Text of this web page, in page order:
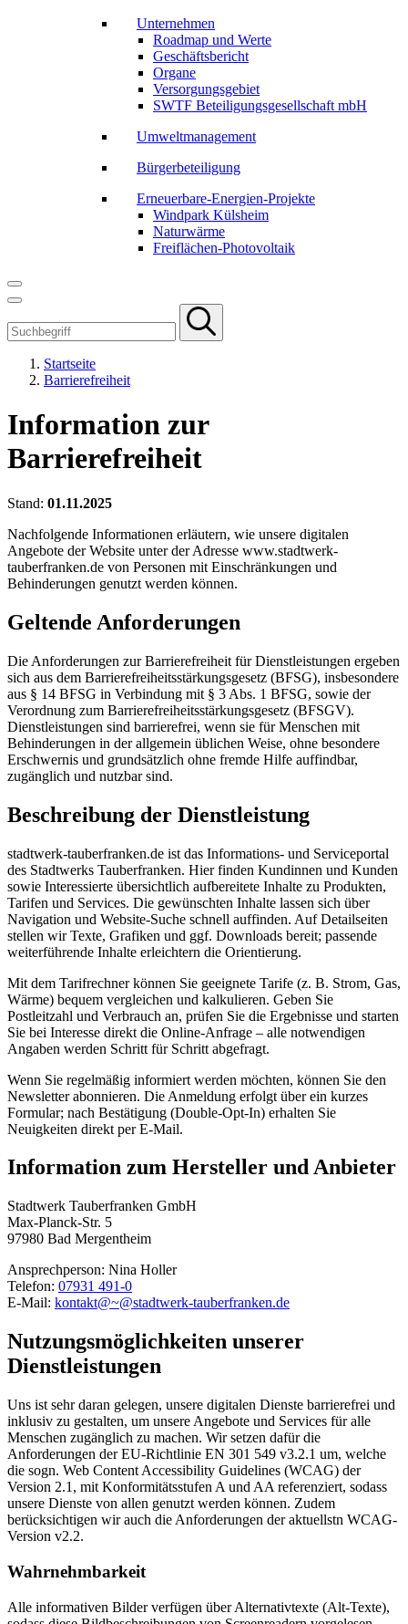
Unternehmen
Roadmap und Werte
Geschäftsbericht
Organe
Versorgungsgebiet
SWTF Beteiligungsgesellschaft mbH
Umweltmanagement
Bürgerbeteiligung
Erneuerbare-Energien-Projekte
Windpark Külsheim
Naturwärme
Freiflächen-Photovoltaik
Startseite
Barrierefreiheit
Information zur
Barrierefreiheit
Stand: 01.11.2025
Nachfolgende Informationen erläutern, wie unsere digitalen
Angebote der Website unter der Adresse www.stadtwerk-
tauberfranken.de von Personen mit Einschränkungen und
Behinderungen genutzt werden können.
Geltende Anforderungen
Die Anforderungen zur Barrierefreiheit für Dienstleistungen ergeben
sich aus dem Barrierefreiheitsstärkungsgesetz (BFSG), insbesondere
aus § 14 BFSG in Verbindung mit § 3 Abs. 1 BFSG, sowie der
Verordnung zum Barrierefreiheitsstärkungsgesetz (BFSGV).
Dienstleistungen sind barrierefrei, wenn sie für Menschen mit
Behinderungen in der allgemein üblichen Weise, ohne besondere
Erschwernis und grundsätzlich ohne fremde Hilfe auffindbar,
zugänglich und nutzbar sind.
Beschreibung der Dienstleistung
stadtwerk-tauberfranken.de ist das Informations- und Serviceportal
des Stadtwerks Tauberfranken. Hier finden Kundinnen und Kunden
sowie Interessierte übersichtlich aufbereitete Inhalte zu Produkten,
Tarifen und Services. Die gewünschten Inhalte lassen sich über
Navigation und Website-Suche schnell auffinden. Auf Detailseiten
stellen wir Texte, Grafiken und ggf. Downloads bereit; passende
weiterführende Inhalte erleichtern die Orientierung.
Mit dem Tarifrechner können Sie geeignete Tarife (z. B. Strom, Gas,
Wärme) bequem vergleichen und kalkulieren. Geben Sie
Postleitzahl und Verbrauch an, prüfen Sie die Ergebnisse und starten
Sie bei Interesse direkt die Online-Anfrage – alle notwendigen
Angaben werden Schritt für Schritt abgefragt.
Wenn Sie regelmäßig informiert werden möchten, können Sie den
Newsletter abonnieren. Die Anmeldung erfolgt über ein kurzes
Formular; nach Bestätigung (Double-Opt-In) erhalten Sie
Neuigkeiten direkt per E-Mail.
Information zum Hersteller und Anbieter
Stadtwerk Tauberfranken GmbH
Max-Planck-Str. 5
97980 Bad Mergentheim
Ansprechperson: Nina Holler
Telefon: 07931 491-0
E-Mail: kontakt@~@stadtwerk-tauberfranken.de
Nutzungsmöglichkeiten unserer
Dienstleistungen
Uns ist sehr daran gelegen, unsere digitalen Dienste barrierefrei und
inklusiv zu gestalten, um unsere Angebote und Services für alle
Menschen zugänglich zu machen. Wir setzen dafür die
Anforderungen der EU-Richtlinie EN 301 549 v3.2.1 um, welche
die sogn. Web Content Accessibility Guidelines (WCAG) der
Version 2.1, mit Konformitätsstufen A und AA referenziert, sodass
unsere Dienste von allen genutzt werden können. Zudem
berücksichtigen wir auch die Anforderungen der aktuellstn WCAG-
Version v2.2.
Wahrnehmbarkeit
Alle informativen Bilder verfügen über Alternativtexte (Alt-Texte),